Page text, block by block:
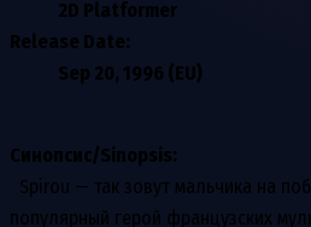
2D Platformer
Release Date:
Sep 20, 1996 (EU)
Синопсис/Sinopsis:
Spirou — так зовут мальчика на
популярный герой французских